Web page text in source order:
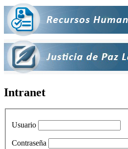
Intranet
Usuario
Contraseña